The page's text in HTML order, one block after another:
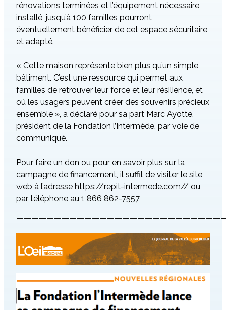
rénovations terminées et l’équipement nécessaire
installé, jusqu’à 100 familles pourront
éventuellement bénéficier de cet espace sécuritaire
et adapté.
« Cette maison représente bien plus qu’un simple
bâtiment. C’est une ressource qui permet aux
familles de retrouver leur force et leur résilience, et
où les usagers peuvent créer des souvenirs précieux
ensemble », a déclaré pour sa part Marc Ayotte,
président de la Fondation l’Intermède, par voie de
communiqué.
Pour faire un don ou pour en savoir plus sur la
campagne de financement, il suffit de visiter le site
web à l’adresse https://repit-intermede.com// ou
par téléphone au 1 866 862-7557